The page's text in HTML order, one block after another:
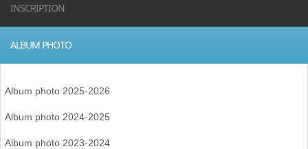
INSCRIPTION
ALBUM PHOTO
Album photo 2025-2026
Album photo 2024-2025
Album photo 2023-2024